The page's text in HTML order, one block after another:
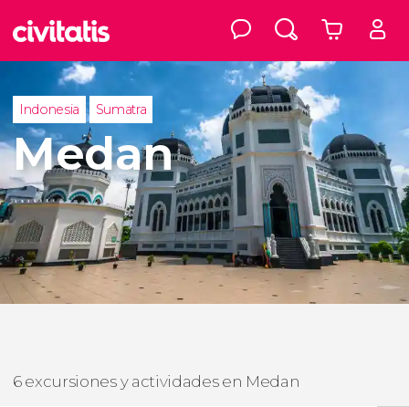
Indonesia Sumatra
Medan
6 excursiones y actividades en Medan